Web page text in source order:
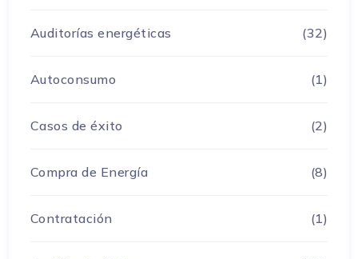
Auditorías energéticas (32)
Autoconsumo (1)
Casos de éxito (2)
Compra de Energía (8)
Contratación (1)